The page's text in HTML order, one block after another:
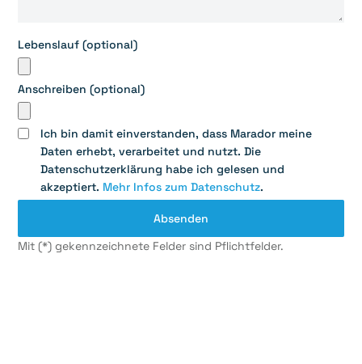
Lebenslauf (optional)
Anschreiben (optional)
Ich bin damit einverstanden, dass Marador meine
Daten erhebt, verarbeitet und nutzt. Die
Datenschutzerklärung habe ich gelesen und
akzeptiert. Mehr Infos zum Datenschutz.
Mit (*) gekennzeichnete Felder sind Pflichtfelder.